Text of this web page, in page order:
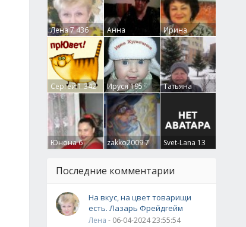
Лена7 436
Анна
Гумлевая0
Ирина
Бруцкая41
Сергей1 342 Ируся195
Татьяна
Крючкова0
Юнона6 zakko20097 Svet-Lana 13
Последние комментарии
На вкус, на цвет товарищи
есть. Лазарь Фрейдгейм
Лена - 06-04-2024 23:55:54